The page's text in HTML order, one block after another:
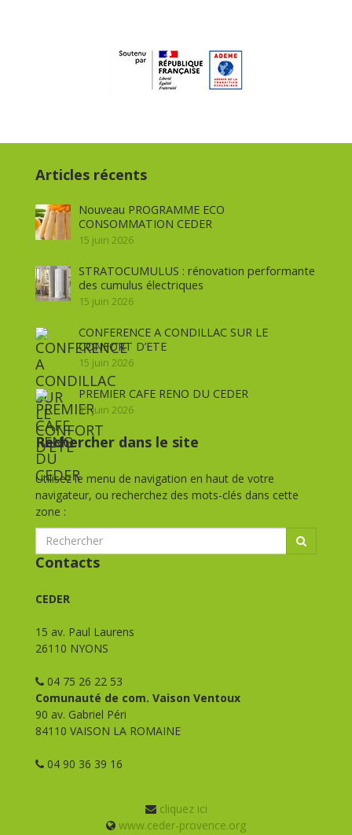
Articles récents
Nouveau PROGRAMME ECO
CONSOMMATION CEDER
15 juin 2026
STRATOCUMULUS : rénovation performante
des cumulus électriques
15 juin 2026
CONFERENCE A CONDILLAC SUR LE
CONFORT D’ETE
15 juin 2026
PREMIER CAFE RENO DU CEDER
15 juin 2026
Rechercher dans le site
Utilisez le menu de navigation en haut de votre
navigateur, ou recherchez des mots-clés dans cette
zone :
Contacts
CEDER
15 av. Paul Laurens
26110 NYONS
04 75 26 22 53
Comunauté de com. Vaison Ventoux
90 av. Gabriel Péri
84110 VAISON LA ROMAINE
04 90 36 39 16
cliquez ici
www.ceder-provence.org